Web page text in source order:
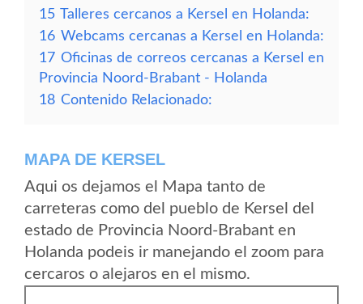
15 Talleres cercanos a Kersel en Holanda:
16 Webcams cercanas a Kersel en Holanda:
17 Oficinas de correos cercanas a Kersel en
Provincia Noord-Brabant - Holanda
18 Contenido Relacionado:
MAPA DE KERSEL
Aqui os dejamos el Mapa tanto de
carreteras como del pueblo de Kersel del
estado de Provincia Noord-Brabant en
Holanda podeis ir manejando el zoom para
cercaros o alejaros en el mismo.